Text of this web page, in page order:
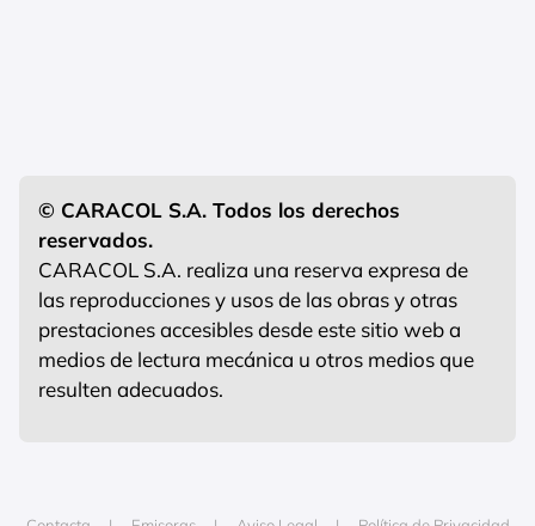
© CARACOL S.A. Todos los derechos
reservados.
CARACOL S.A. realiza una reserva expresa de
las reproducciones y usos de las obras y otras
prestaciones accesibles desde este sitio web a
medios de lectura mecánica u otros medios que
resulten adecuados.